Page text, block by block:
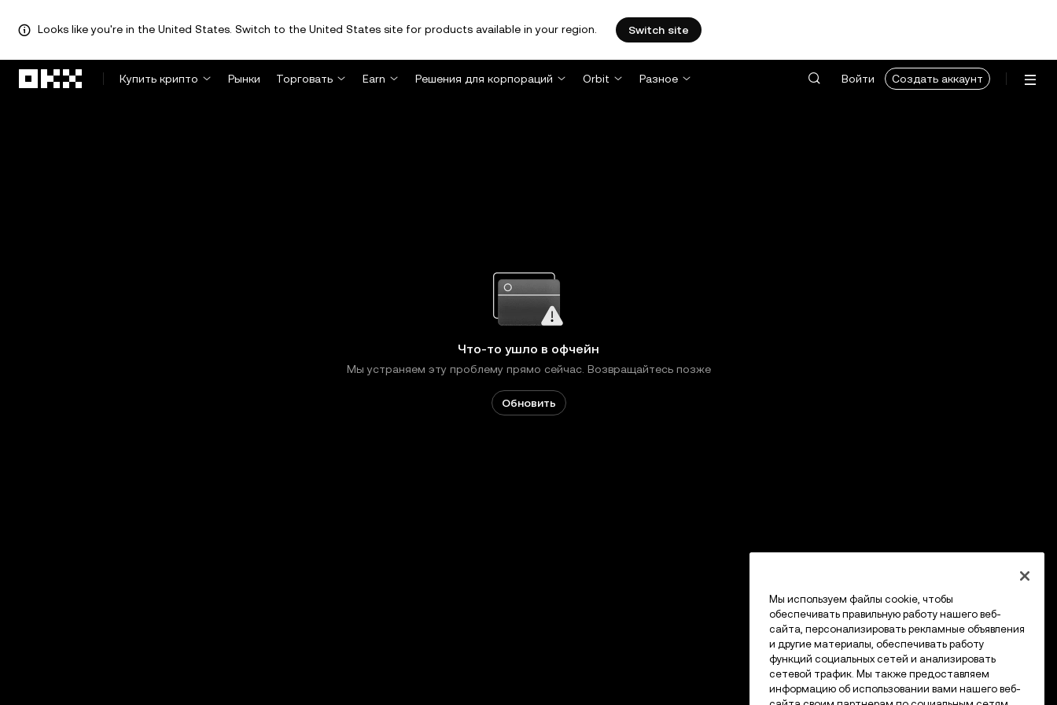
Looks like you're in the United States. Switch to the United States site for products available in your region. Switch site
Купить крипто
Рынки Торговать Earn Решения для корпораций Orbit Разное Войти Создать аккаунт
Что-то ушло в офчейн
Мы устраняем эту проблему прямо сейчас. Возвращайтесь позже
Обновить
Мы используем файлы cookie, чтобы
обеспечивать правильную работу нашего веб-
сайта, персонализировать рекламные объявления
и другие материалы, обеспечивать работу
функций социальных сетей и анализировать
сетевой трафик. Мы также предоставляем
информацию об использовании вами нашего веб-